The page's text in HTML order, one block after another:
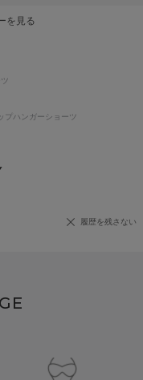
を見る
プハンガーショーツ
履歴を残さない